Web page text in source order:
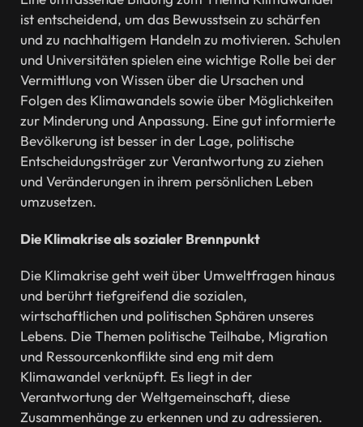
ist entscheidend, um das Bewusstsein zu schärfen
und zu nachhaltigem Handeln zu motivieren. Schulen
und Universitäten spielen eine wichtige Rolle bei der
Vermittlung von Wissen über die Ursachen und
Folgen des Klimawandels sowie über Möglichkeiten
zur Minderung und Anpassung. Eine gut informierte
Bevölkerung ist besser in der Lage, politische
Entscheidungsträger zur Verantwortung zu ziehen
und Veränderungen in ihrem persönlichen Leben
umzusetzen.
Die Klimakrise als sozialer Brennpunkt
Die Klimakrise geht weit über Umweltfragen hinaus
und berührt tiefgreifend die sozialen,
wirtschaftlichen und politischen Sphären unseres
Lebens. Die Themen politische Teilhabe, Migration
und Ressourcenkonflikte sind eng mit dem
Klimawandel verknüpft. Es liegt in der
Verantwortung der Weltgemeinschaft, diese
Zusammenhänge zu erkennen und zu adressieren.